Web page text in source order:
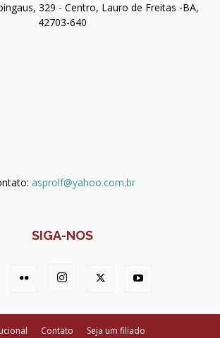
329 - Centro, Lauro de Freitas -BA,
42703-640
asprolf@yahoo.com.br
SIGA-NOS
Contato Seja um filiado